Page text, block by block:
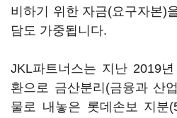
비하기 위한 자금(요구자본)
담도 가중됩니다.
JKL파트너스는 지난 2019
환으로 금산분리(금융과 산
물로 내놓은 롯데손보 지분